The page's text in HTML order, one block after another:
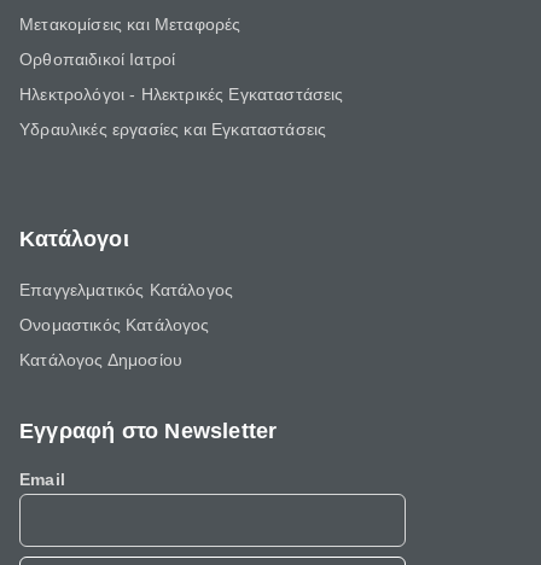
Μετακομίσεις και Μεταφορές
Ορθοπαιδικοί Ιατροί
Ηλεκτρολόγοι - Ηλεκτρικές Εγκαταστάσεις
Υδραυλικές εργασίες και Εγκαταστάσεις
Κατάλογοι
Επαγγελματικός Κατάλογος
Ονομαστικός Κατάλογος
Κατάλογος Δημοσίου
Εγγραφή στο Newsletter
Email